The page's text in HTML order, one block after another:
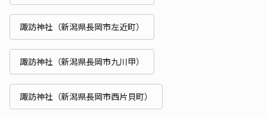
諏訪神社（新潟県長岡市左近町）
諏訪神社（新潟県長岡市九川甲）
諏訪神社（新潟県長岡市西片貝町）